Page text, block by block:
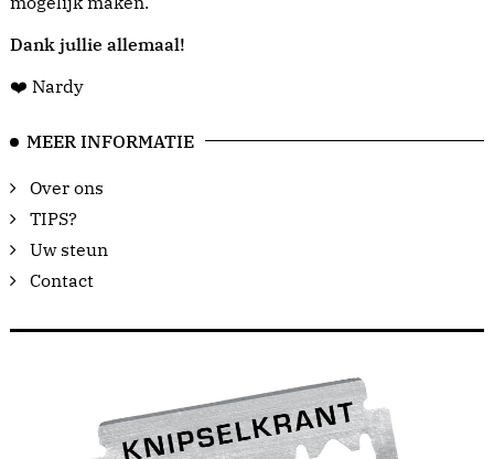
Dank jullie allemaal!
❤️ Nardy
MEER INFORMATIE
Over ons
TIPS?
Uw steun
Contact